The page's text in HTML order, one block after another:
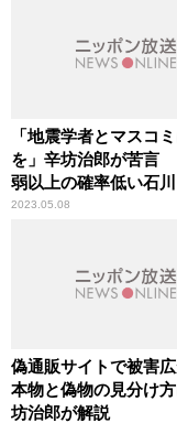
「地震学者とマスコ
を」辛坊治郎が苦言
弱以上の確率低い石
地方で「6強」
2023.05.08
偽通販サイトで被害
本物と偽物の見分け
坊治郎が解説